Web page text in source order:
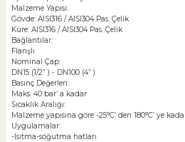
Malzeme Yapısı:
Gövde: AISI316 / AISI304 Pas. Çelik
Küre: AISI316 / AISI304 Pas. Çelik
Bağlantılar:
Flanşlı
Nominal Çap:
DN15 (1/2” ) - DN100 (4” )
Basınç Değerleri:
Maks. 40 bar’ a kadar
Sıcaklık Aralığı:
Malzeme yapısına göre -25°C’ den 180°C’ ye
Uygulamalar:
-Isıtma-soğutma hatları